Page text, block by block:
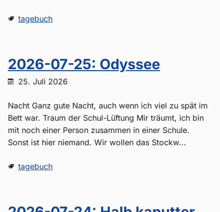
tagebuch
2026-07-25: Odyssee
25. Juli 2026
Nacht Ganz gute Nacht, auch wenn ich viel zu spät im
Bett war. Traum der Schul-Lüftung Mir träumt, ich bin
mit noch einer Person zusammen in einer Schule.
Sonst ist hier niemand. Wir wollen das Stockw...
tagebuch